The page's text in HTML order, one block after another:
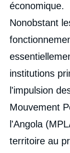
économique.
Nonobstant
institutions
l'impulsion
Mouvement
l'Angola
territoire au